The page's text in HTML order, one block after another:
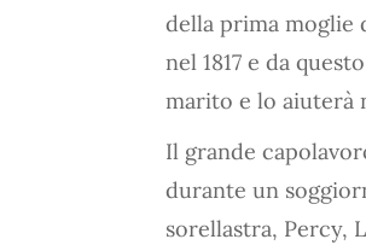
della prima moglie
nel 1817 e da
marito e lo aiuterà
Il grande
durante un
sorellastra, Percy,